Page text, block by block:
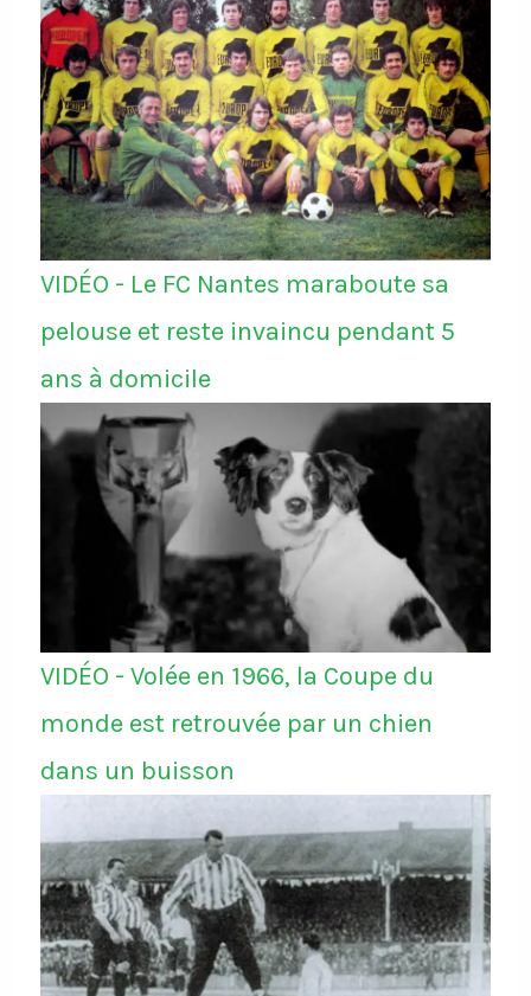
VIDÉO - Le FC Nantes maraboute sa
pelouse et reste invaincu pendant 5
ans à domicile
VIDÉO - Volée en 1966, la Coupe du
monde est retrouvée par un chien
dans un buisson